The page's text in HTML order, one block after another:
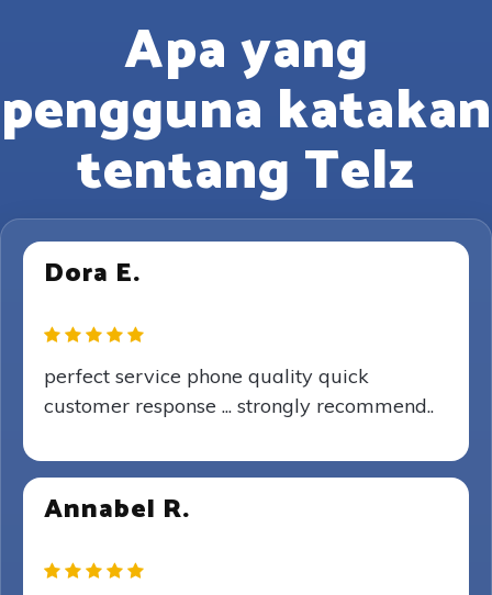
Apa yang
pengguna katakan
tentang Telz
Dora E.
perfect service phone quality quick
customer response ... strongly recommend..
Annabel R.